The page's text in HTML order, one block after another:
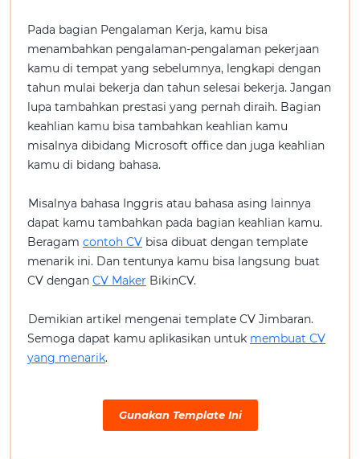
Pada bagian Pengalaman Kerja, kamu bisa
menambahkan pengalaman-pengalaman pekerjaan
kamu di tempat yang sebelumnya, lengkapi dengan
tahun mulai bekerja dan tahun selesai bekerja. Jangan
lupa tambahkan prestasi yang pernah diraih. Bagian
keahlian kamu bisa tambahkan keahlian kamu
misalnya dibidang Microsoft office dan juga keahlian
kamu di bidang bahasa.
Misalnya bahasa Inggris atau bahasa asing lainnya
dapat kamu tambahkan pada bagian keahlian kamu.
Beragam contoh CV bisa dibuat dengan template
menarik ini. Dan tentunya kamu bisa langsung buat
CV dengan CV Maker BikinCV.
Demikian artikel mengenai template CV Jimbaran.
Semoga dapat kamu aplikasikan untuk membuat CV
yang menarik.
Gunakan Template Ini